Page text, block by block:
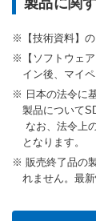
製品に関
【技術資料】
【ソフトウェ
イン後、マイ
日本の法令に
製品について
なお、法令上
となります。
販売終了品の
れません。最